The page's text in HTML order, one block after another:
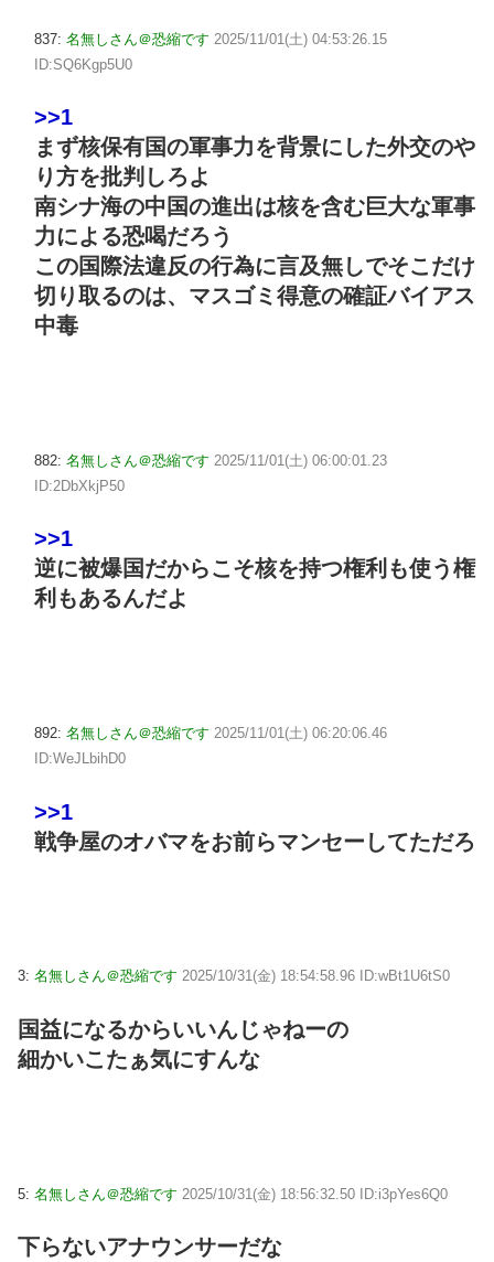
837: 名無しさん＠恐縮です 2025/11/01(土) 04:53:26.15
ID:SQ6Kgp5U0
>>1
まず核保有国の軍事力を背景にした外交のや
り方を批判しろよ
南シナ海の中国の進出は核を含む巨大な軍事
力による恐喝だろう
この国際法違反の行為に言及無しでそこだけ
切り取るのは、マスゴミ得意の確証バイアス
中毒
882: 名無しさん＠恐縮です 2025/11/01(土) 06:00:01.23
ID:2DbXkjP50
>>1
逆に被爆国だからこそ核を持つ権利も使う権
利もあるんだよ
892: 名無しさん＠恐縮です 2025/11/01(土) 06:20:06.46
ID:WeJLbihD0
>>1
戦争屋のオバマをお前らマンセーしてただろ
3: 名無しさん＠恐縮です 2025/10/31(金) 18:54:58.96 ID:wBt1U6tS0
国益になるからいいんじゃねーの
細かいこたぁ気にすんな
5: 名無しさん＠恐縮です 2025/10/31(金) 18:56:32.50 ID:i3pYes6Q0
下らないアナウンサーだな